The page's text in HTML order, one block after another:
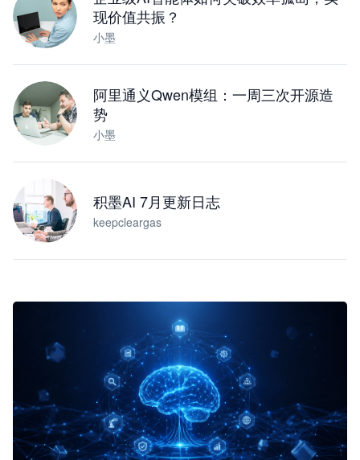
现价值共振？
小墨
阿里通义Qwen模组：一周三次开源造
势
小墨
积墨AI 7月更新日志
keepcleargas